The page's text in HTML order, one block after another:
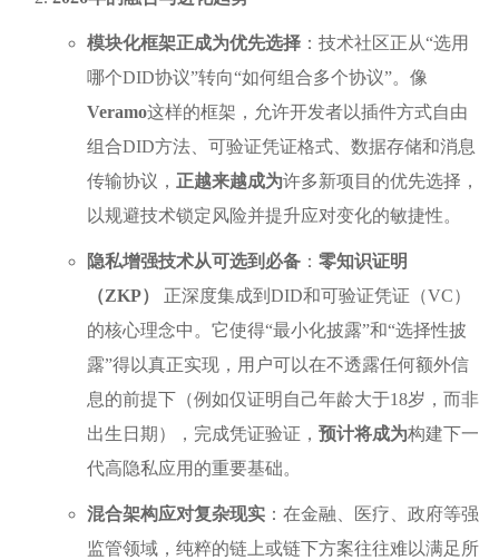
模块化框架正成为优先选择 ：技术社区正从“选用
哪个DID协议”转向“如何组合多个协议”。像
Veramo这样的框架，允许开发者以插件方式自由
组合DID方法、可验证凭证格式、数据存储和消息
传输协议， 正越来越成为许多新项目的优先选择，
以规避技术锁定风险并提升应对变化的敏捷性。
隐私增强技术从可选到必备 ：零知识证明
（ZKP）
正深度集成到DID和可验证凭证（VC）
的核心理念中。它使得“最小化披露”和“选择性披
露”得以真正实现，用户可以在不透露任何额外信
息的前提下（例如仅证明自己年龄大于18岁，而非
出生日期），完成凭证验证，预计将成为构建下一
代高隐私应用的重要基础。
混合架构应对复杂现实 ：在金融、医疗、政府等强
监管领域，纯粹的链上或链下方案往往难以满足所